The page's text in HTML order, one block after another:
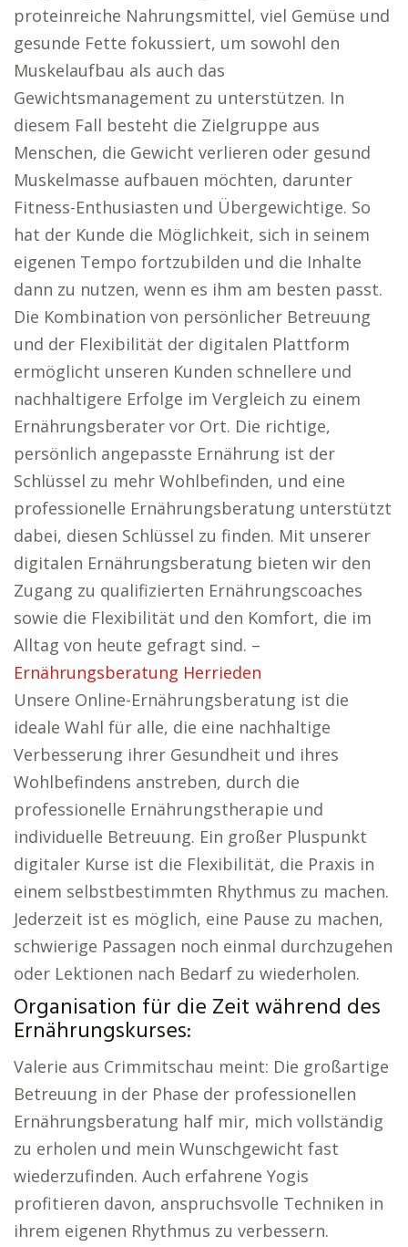
proteinreiche Nahrungsmittel, viel Gemüse und
gesunde Fette fokussiert, um sowohl den
Muskelaufbau als auch das
Gewichtsmanagement zu unterstützen. In
diesem Fall besteht die Zielgruppe aus
Menschen, die Gewicht verlieren oder gesund
Muskelmasse aufbauen möchten, darunter
Fitness-Enthusiasten und Übergewichtige. So
hat der Kunde die Möglichkeit, sich in seinem
eigenen Tempo fortzubilden und die Inhalte
dann zu nutzen, wenn es ihm am besten passt.
Die Kombination von persönlicher Betreuung
und der Flexibilität der digitalen Plattform
ermöglicht unseren Kunden schnellere und
nachhaltigere Erfolge im Vergleich zu einem
Ernährungsberater vor Ort. Die richtige,
persönlich angepasste Ernährung ist der
Schlüssel zu mehr Wohlbefinden, und eine
professionelle Ernährungsberatung unterstützt
dabei, diesen Schlüssel zu finden. Mit unserer
digitalen Ernährungsberatung bieten wir den
Zugang zu qualifizierten Ernährungscoaches
sowie die Flexibilität und den Komfort, die im
Alltag von heute gefragt sind. –
Ernährungsberatung Herrieden
Unsere Online-Ernährungsberatung ist die
ideale Wahl für alle, die eine nachhaltige
Verbesserung ihrer Gesundheit und ihres
Wohlbefindens anstreben, durch die
professionelle Ernährungstherapie und
individuelle Betreuung. Ein großer Pluspunkt
digitaler Kurse ist die Flexibilität, die Praxis in
einem selbstbestimmten Rhythmus zu machen.
Jederzeit ist es möglich, eine Pause zu machen,
schwierige Passagen noch einmal durchzugehen
oder Lektionen nach Bedarf zu wiederholen.
Organisation für die Zeit während des
Ernährungskurses:
Valerie aus Crimmitschau meint: Die großartige
Betreuung in der Phase der professionellen
Ernährungsberatung half mir, mich vollständig
zu erholen und mein Wunschgewicht fast
wiederzufinden. Auch erfahrene Yogis
profitieren davon, anspruchsvolle Techniken in
ihrem eigenen Rhythmus zu verbessern.